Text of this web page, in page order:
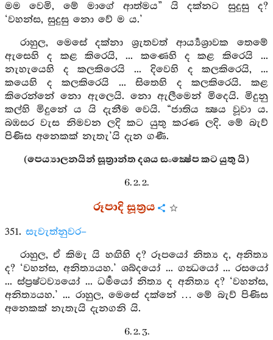
මම වෙමි, මේ මාගේ ආත්මය” යි දක්නට සුදුසු ද?
‘වහන්ස, සුදුසු නො වේ ම ය.’
රාහුල, මෙසේ දක්නා ශ්‍රැතවත් ආර්‍ය්‍යශ්‍රාවක තෙමේ
ඇසෙහි ද කළ කිරෙයි, ... කණෙහි ද කළ කිරෙයි ...
නැහැයෙහි ද කලකිරෙයි ... දිවෙහි ද කලකිරෙයි, ...
කයෙහි ද කලකිරෙයි ... සිතෙහි ද කලකිරෙයි. කළ
කිරෙන්නේ නො ඇලෙයි. නො ඇලීමෙන් මිදෙයි. මිදුනු
කල්හි මිදුනේ ය යි දැනීම වෙයි. “ජාතිය ක්‍ෂය වූවා ය.
බඹසර වැස නිමවන ලදි කට යුතු කරණ ලදි. මේ බැව්
පිණිස අනෙකක් නැතැ’යි දැන ගණී.
(පෙය්‍යාලනයින් සූත්‍රාන්ත දශය සංක්‍ෂේප කට යුතු යි)
6. 2. 2.
රූපාදි සූත්‍රය
351. සැවැත්නුවර–
රාහුල, ඒ කිමැ යි හඟිහි ද? රූපයෝ නිත්‍ය ද, අනිත්‍ය
ද? ‘වහන්ස, අනිත්‍යයහ.’ ශබ්දයෝ ... ගන්‍ධයෝ ... රසයෝ
... ස්ප්‍රෂ්ටව්‍යයෝ ... ධර්‍මයෝ නිත්‍ය ද අනිත්‍ය ද? ‘වහන්ස,
අනිත්‍යයහ.’ ... රාහුල, මෙසේ දක්නේ … මේ බැව් පිණිස
අනෙකක් නැතැයි දැනගනි යි.
6. 2. 3.